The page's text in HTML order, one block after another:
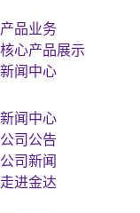
产品业务
核心产品展示
新闻中心
新闻中心
公司公告
公司新闻
走进金达